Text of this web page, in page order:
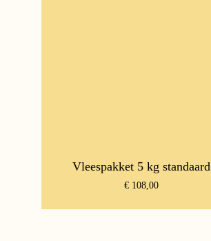
Vleespakket 5 kg standaard
€108,00